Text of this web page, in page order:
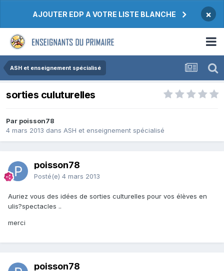
AJOUTER EDP A VOTRE LISTE BLANCHE ×
ASH et enseignement spécialisé
sorties culuturelles
Par poisson78
4 mars 2013 dans ASH et enseignement spécialisé
poisson78
Posté(e) 4 mars 2013
Auriez vous des idées de sorties culturelles pour vos élèves en
ulis?spectacles ..
merci
poisson78